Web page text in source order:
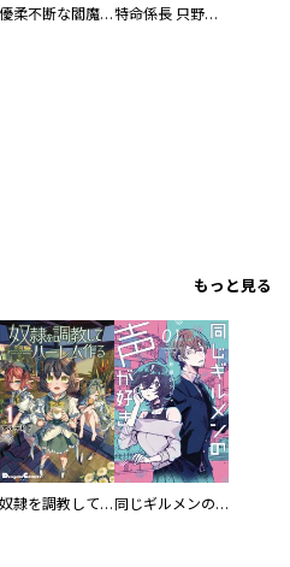
優柔不断な閻魔さま 特命係長 只野仁ファイナル 愛蔵版
もっと見る
奴隷を調教してハーレム作る 同じギルメンの声が好き